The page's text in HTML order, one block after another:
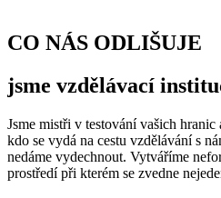
CO NÁS ODLIŠUJE
jsme vzdělávací
Jsme mistři v testování vašich
kdo se vydá na cestu vzdělávání s
nedáme vydechnout. Vytváříme
prostředí při kterém se zvedne